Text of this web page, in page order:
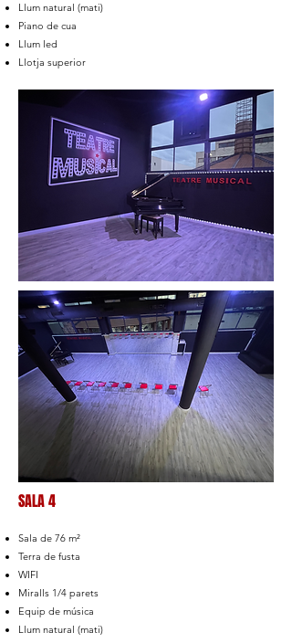
Llum natural (mati)
Piano de cua
Llum led
Llotja superior
SALA 4
Sala de 76 m²
Terra de fusta
WIFI
Miralls 1/4 parets
Equip de música
Llum natural (mati)